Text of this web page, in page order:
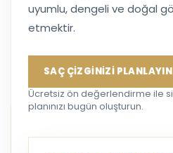
uyumlu, dengeli ve doğal
etmektir.
SAÇ ÇİZGİNİZİ PLANLAYIN
Ücretsiz ön değerlendirme ile
planınızı bugün oluşturun.